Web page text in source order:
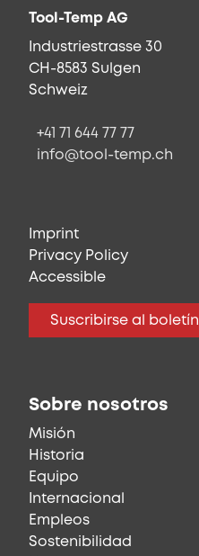
Tool-Temp AG
Industriestrasse 30
CH-8583 Sulgen
Schweiz
+41 71 644 77 77
info@tool-temp.ch
Imprint
Privacy Policy
Accessible
Suscribirse al boletín
Sobre nosotros
Misión
Historia
Equipo
Internacional
Empleos
Sostenibilidad